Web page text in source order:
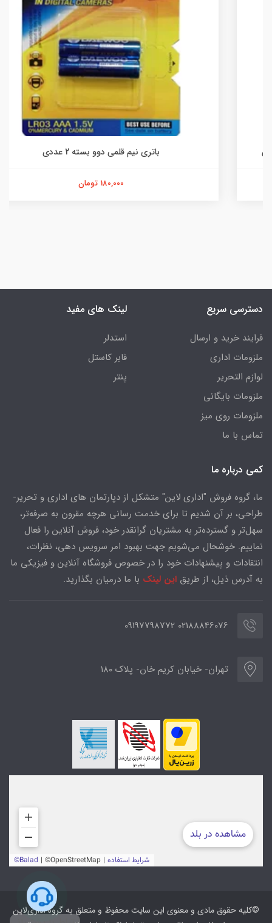
باتری نیم قلمی دوو بسته 2 عددی
دسترسی سریع
فرایند خرید و ارسال
ملزومات اداری
لوازم التحریر
ملزومات بایگانی
ملزومات روی میز
تماس با ما
لینک های مفید
استدلر
فابر کاستل
پنتر
کمی درباره ما
ما، گروه فروش "اداری لاین" متشکل از دپارتمان های اداری و تحریر-
طراحی، بر آن شدیم تا برای خدمت رسانی هرچه مقرون به صرفه‌تر،
سهل‌تر و گسترده‌تر به مشتریان گرانقدر خود، فروش آنلاین را فعال
نماییم. خوشحال می‌شویم جهت بهبود امر سرویس دهی، نظرات،
انتقادات و پیشنهادات خود را در خصوص فروشگاه آنلاین و فیزیکی ما
به آدرس ذیل، از طریق این لینک با ما درمیان بگذارید.
02188846076 09197798772
تهران- خیابان کریم خان- پلاک ۱۸۰
©کلیه حقوق مادی و معنوی این سایت محفوظ و متعلق به گروه اداری‌لاین